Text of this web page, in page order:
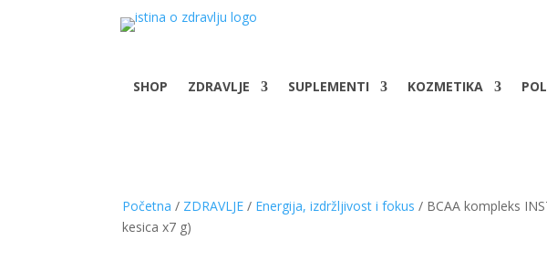
SHOP ZDRAVLJE SUPLEMENTI KOZMETIKA
Početna / ZDRAVLJE / Energija, izdržljivost i fokus / BCAA kompleks
kesica x7 g)